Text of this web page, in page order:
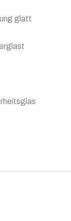
glatt